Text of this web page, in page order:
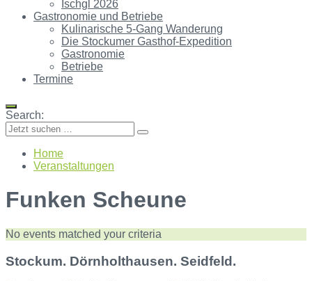
Ischgl 2026
Gastronomie und Betriebe
Kulinarische 5-Gang Wanderung
Die Stockumer Gasthof-Expedition
Gastronomie
Betriebe
Termine
Search:
Home
Veranstaltungen
Funken Scheune
No events matched your criteria
Stockum. Dörnholthausen. Seidfeld.